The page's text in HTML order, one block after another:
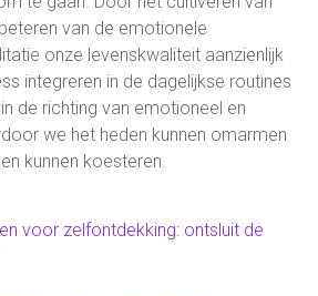
van de emotionele
onze levenskwaliteit aanzienlijk
integreren in de dagelijkse routines
de richting van emotioneel en
we het heden kunnen omarmen
kunnen koesteren.
voor zelfontdekking: ontsluit de